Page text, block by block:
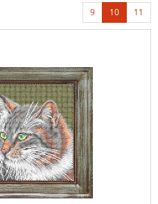
9 10 11